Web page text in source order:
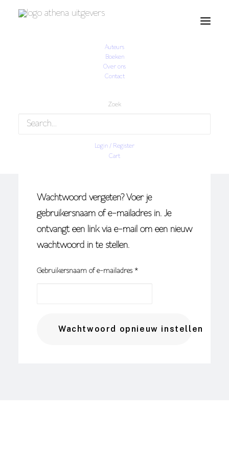
Auteurs
Boeken
Over ons
Contact
Zoek
Login / Register
Cart
Accountgegevens
Wachtwoord vergeten? Voer je
gebruikersnaam of e-mailadres in. Je
ontvangt een link via e-mail om een nieuw
wachtwoord in te stellen.
Gebruikersnaam of e-mailadres *
Wachtwoord opnieuw instellen